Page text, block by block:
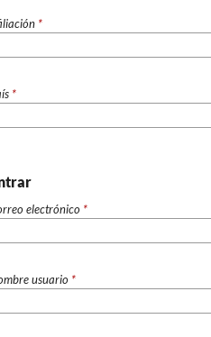
*
*
electrónico *
usuario *